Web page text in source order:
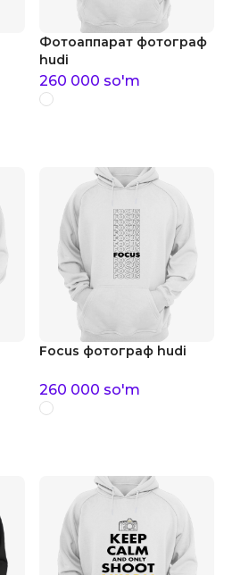
Фотоаппарат фотограф
hudi
260 000 so'm
Focus фотограф hudi
260 000 so'm